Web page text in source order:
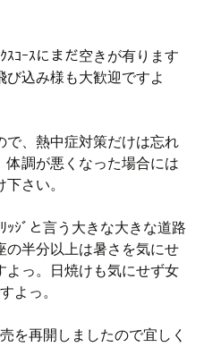
ｽｺｰｽにまだ空きが有ります
込み様も大歓迎ですよ
で、熱中症対策だけは忘れ
体調が悪くなった場合には
さい。
ｯｼﾞと言う大きな大きな道路
の半分以上は暑さを気にせ
よっ。日焼けも気にせず女
よっ。
を再開しましたので宜しく